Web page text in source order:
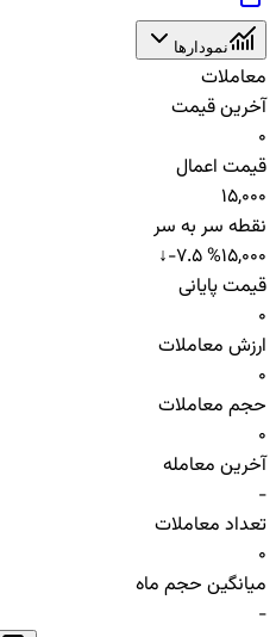
نمودارها
معاملات
آخرین قیمت
0
قیمت اعمال
15,000
نقطه سر به سر
15,000
↓-7.5 %
قیمت پایانی
0
ارزش معاملات
0
حجم معاملات
0
آخرین معامله
-
تعداد معاملات
0
میانگین حجم ماه
-